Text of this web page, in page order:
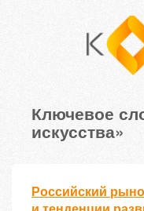
Ключевое
искусства»
Российский